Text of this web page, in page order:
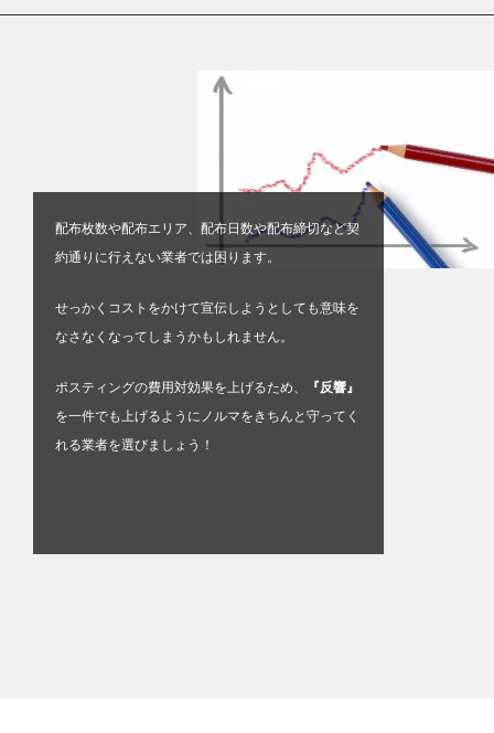
配布枚数や配布エリア、配布日数や配布締切など契
約通りに行えない業者では困ります。
せっかくコストをかけて宣伝しようとしても意味を
なさなくなってしまうかもしれません。
ポスティングの費用対効果を上げるため、
『反響』
を一件でも上げるようにノルマをきちんと守ってく
れる業者を選びましょう！